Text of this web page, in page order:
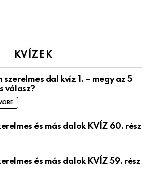
KVÍZEK
szerelmes dal kvíz 1. – megy az 5
válasz?
és más dalok KVÍZ 60. rész
és más dalok KVÍZ 59. rész